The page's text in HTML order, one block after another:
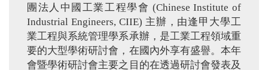
團法人中國工業工程學會 (Chinese Institute of
Industrial Engineers, CIIE) 主辦，由逢甲大學工
業工程與系統管理學系承辦，是工業工程領域重
要的大型學術研討會，在國內外享有盛譽。本年
會暨學術研討會主要之目的在透過研討會發表及